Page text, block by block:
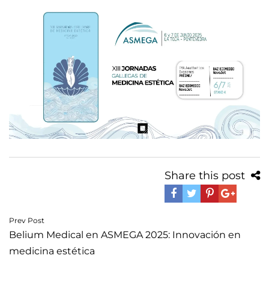
Share this post
Navegación
de
entradas
Prev Post
Belium Medical en ASMEGA 2025: Innovación en
medicina estética